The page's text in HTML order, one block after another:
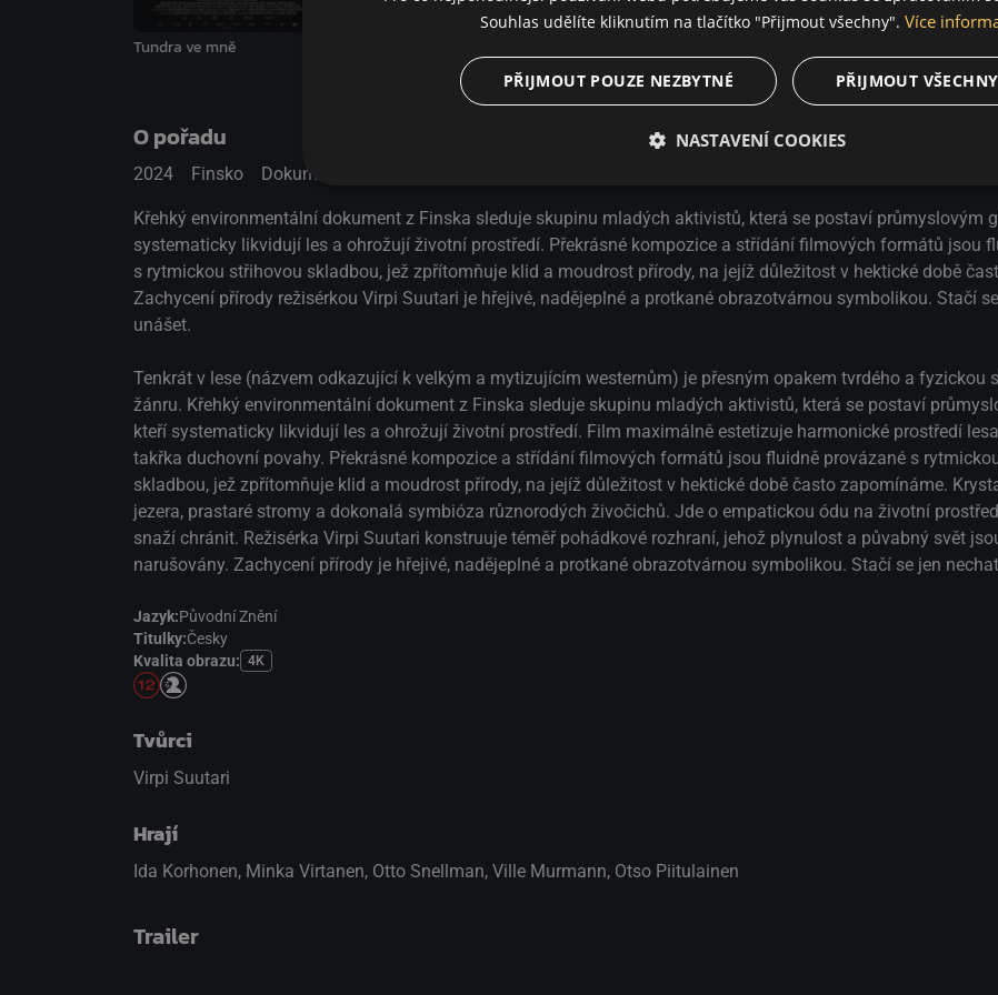
Jde o empatickou ódu na životní prostředí a ty, kteří se ji snaží
chránit. Režisérka Virpi Suutari konstruuje téměř pohádkové
rozhraní, jehož plynulost a půvabný svět jsou neustále
narušovány. Zachycení přírody je hřejivé, nadějeplné a protkané
Tundra ve mně
O pořadu
2024 Finsko Dokumentární
Křehký environmentální dokument z Finska sleduje skupinu mladých aktivistů, která se postaví průmyslovým
systematicky likvidují les a ohrožují životní prostředí. Překrásné kompozice a střídání filmových formátů jsou
s rytmickou střihovou skladbou, jež zpřítomňuje klid a moudrost přírody, na jejíž důležitost v hektické době
Zachycení přírody režisérkou Virpi Suutari je hřejivé, nadějeplné a protkané obrazotvárnou symbolikou. Stačí
unášet.
Tenkrát v lese (názvem odkazující k velkým a mytizujícím westernům) je přesným opakem tvrdého a fyzickou
žánru. Křehký environmentální dokument z Finska sleduje skupinu mladých aktivistů, která se postaví
kteří systematicky likvidují les a ohrožují životní prostředí. Film maximálně estetizuje harmonické prostředí
takřka duchovní povahy. Překrásné kompozice a střídání filmových formátů jsou fluidně provázané s
skladbou, jež zpřítomňuje klid a moudrost přírody, na jejíž důležitost v hektické době často zapomínáme.
jezera, prastaré stromy a dokonalá symbióza různorodých živočichů. Jde o empatickou ódu na životní
snaží chránit. Režisérka Virpi Suutari konstruuje téměř pohádkové rozhraní, jehož plynulost a půvabný svět
narušovány. Zachycení přírody je hřejivé, nadějeplné a protkané obrazotvárnou symbolikou. Stačí se jen
Jazyk:Původní Znění
Titulky:Česky
Kvalita obrazu: 4K
Tvůrci
Virpi Suutari
Hrají
Ida Korhonen, Minka Virtanen, Otto Snellman, Ville Murmann, Otso Piitulainen
Trailer
Souhlas udělíte kliknutím na tlačítko "Přijmout všechny". Více
PŘIJMOUT VŠECHNY
PŘIJMOUT POUZE NEZBYTNÉ
NASTAVENÍ COOKIES